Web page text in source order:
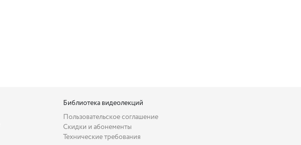
Библиотека видеолекций
Пользовательское соглашение
Скидки и абонементы
Технические требования